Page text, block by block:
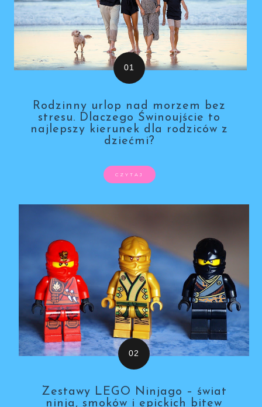
Rodzinny urlop nad morzem bez
stresu. Dlaczego Świnoujście to
najlepszy kierunek dla rodziców z
dziećmi?
CZYTAJ
Zestawy LEGO Ninjago – świat
ninja, smoków i epickich bitew